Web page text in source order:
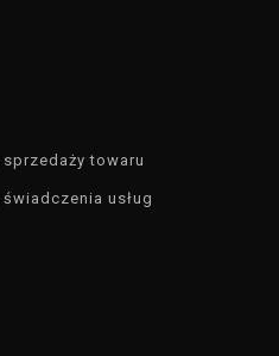
towaru
usług